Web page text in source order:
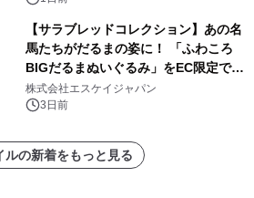
【サラブレッドコレクション】あの名
馬たちがだるまの姿に！ 「ふわころ
BIGだるまぬいぐるみ」をEC限定で受
注販売開始
株式会社エスケイジャパン
3日前
ルの新着をもっと見る